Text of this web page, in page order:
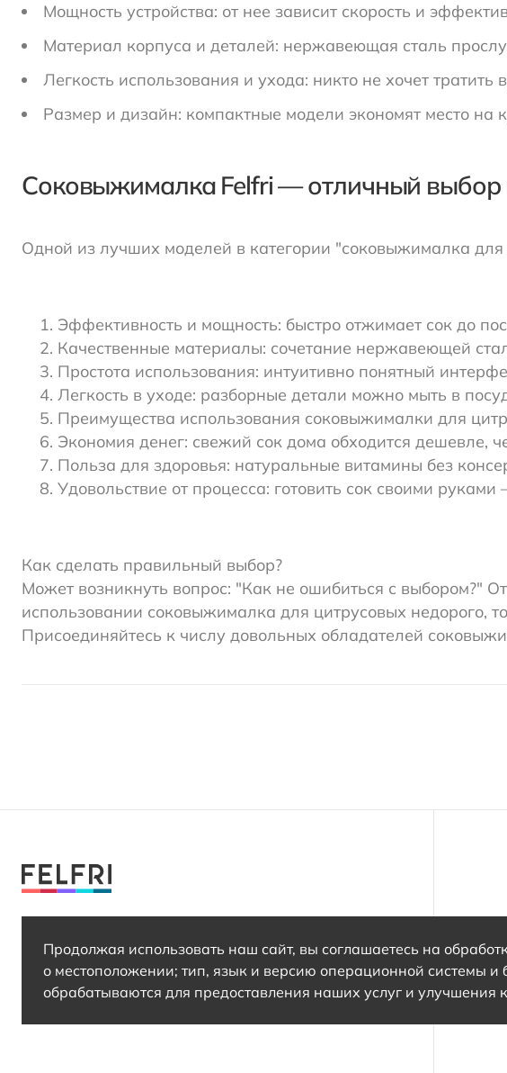
Мощность устройства: от нее зависит скорость и
Материал корпуса и деталей: нержавеющая сталь
Легкость использования и ухода: никто не хочет
Размер и дизайн: компактные модели экономят место на
Соковыжималка Felfri — отличный выбор
Одной из лучших моделей в категории "соковыжималка для
Эффективность и мощность: быстро отжимает сок до
Качественные материалы: сочетание нержавеющей
Простота использования: интуитивно понятный
Легкость в уходе: разборные детали можно мыть в
Преимущества использования соковыжималки для
Экономия денег: свежий сок дома обходится дешевле,
Польза для здоровья: натуральные витамины без
Удовольствие от процесса: готовить сок своими
Как сделать правильный выбор?
Может возникнуть вопрос: "Как не ошибиться с выбором?"
использовании соковыжималка для цитрусовых недорого,
Присоединяйтесь к числу довольных обладателей
info@felfri.ru
Продолжая использовать наш сайт, вы соглашаетесь на
о местоположении; тип, язык и версию операционной системы
обрабатываются для предоставления наших услуг и улучшения